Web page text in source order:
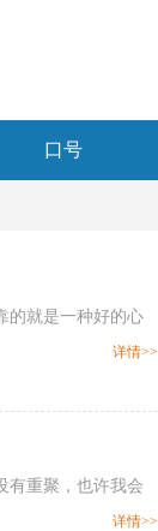
口号
的就是一种好的心
详情>>
有重聚，也许我会
详情>>